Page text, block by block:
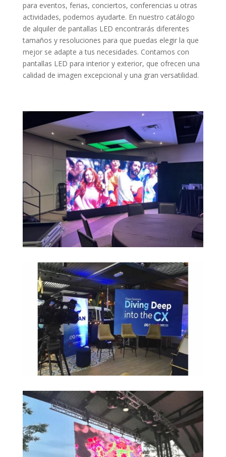
para eventos, ferias, conciertos, conferencias u otras
actividades, podemos ayudarte. En nuestro catálogo
de alquiler de pantallas LED encontrarás diferentes
tamaños y resoluciones para que puedas elegir la que
mejor se adapte a tus necesidades. Contamos con
pantallas LED para interior y exterior, que ofrecen una
calidad de imagen excepcional y una gran versatilidad.